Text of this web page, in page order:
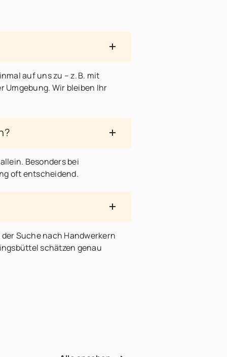
auf uns zu – z. B. mit
Umgebung. Wir bleiben Ihr
Besonders bei
oft entscheidend.
Suche nach Handwerkern
schätzen genau